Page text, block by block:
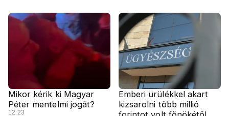
Mikor kérik ki Magyar
Péter mentelmi jogát?
12:23
Emberi ürülékkel akart
kizsarolni több millió